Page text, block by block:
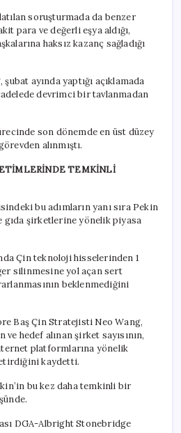
soruşturmada da benzer
para ve değerli eşya aldığı,
haksız kazanç sağladığı
ayında yaptığı açıklamada
devrimci bir tavlanmadan
son dönemde en üst düzey
alınmıştı.
TEMKİNLİ
bu adımların yanı sıra Pekin
şirketlerine yönelik piyasa
Çin teknoloji hisselerinden 1
silinmesine yol açan sert
beklenmediğini
Baş Çin Stratejisti Neo Wang,
hedef alınan şirket sayısının,
platformlarına yönelik
kaydetti.
bu kez daha temkinli bir
DGA-Albright Stonebridge